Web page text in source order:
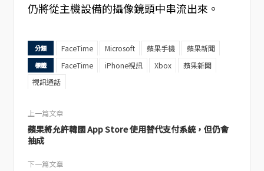
仍將從主機設備的攝像鏡頭中串流出來。
分類 FaceTime Microsoft 蘋果手機 蘋果新聞
標籤 FaceTime iPhone視訊 Xbox
蘋果新聞
視訊通話
上一篇文章
蘋果將允許韓國 App Store 使用替代支付系統，但仍會
抽成
下一篇文章